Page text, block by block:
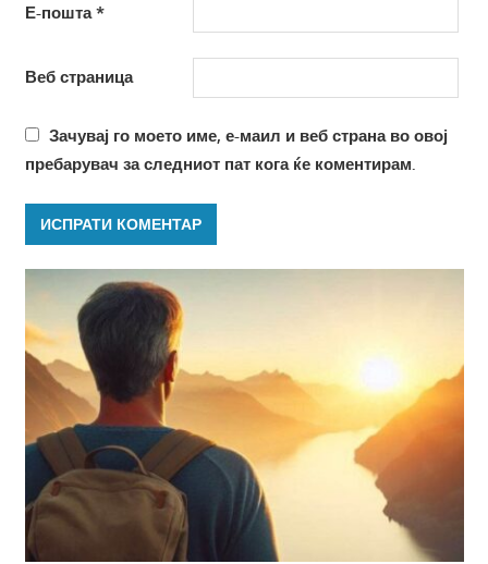
Е-пошта*
Веб страница
Зачувај го моето име, е-маил и веб страна во овој
пребарувач за следниот пат кога ќе коментирам.